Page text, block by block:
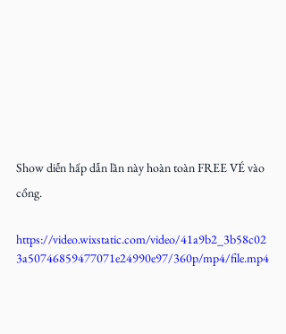
Show diễn hấp dẫn lần này hoàn toàn FREE VÉ vào
cổng.
https://video.wixstatic.com/video/41a9b2_3b58c02
3a50746859477071e24990e97/360p/mp4/file.mp4